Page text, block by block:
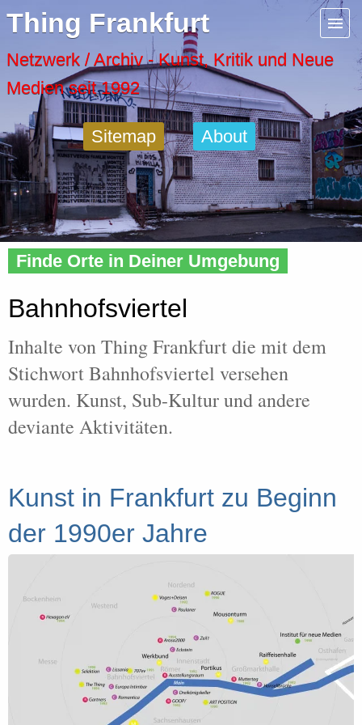
Thing Frankfurt
Netzwerk / Archiv - Kunst, Kritik und Neue
Medien seit 1992
Sitemap About
Home »Tags» Bahnhofsviertel
Finde Orte in Deiner Umgebung
Bahnhofsviertel
Inhalte von Thing Frankfurt die mit dem
Stichwort Bahnhofsviertel versehen
wurden. Kunst, Sub-Kultur und andere
deviante Aktivitäten.
Kunst in Frankfurt zu Beginn
der 1990er Jahre
Menu
Artspaces
Cool Places
Frankfurt Diary
Activity
Recent Posts